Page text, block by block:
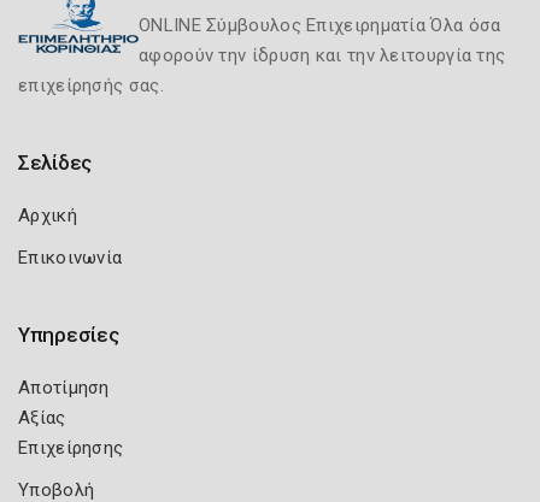
ONLINE Σύμβουλος Επιχειρηματία Όλα όσα
αφορούν την ίδρυση και την λειτουργία της
επιχείρησής σας.
Σελίδες
Αρχική
Επικοινωνία
Υπηρεσίες
Αποτίμηση
Αξίας
Επιχείρησης
Υποβολή